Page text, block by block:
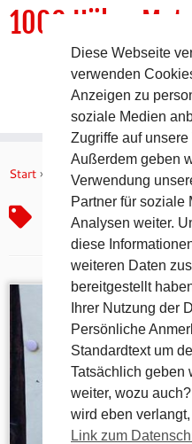
Inhalt
1000
DER
Start » Backofenfest
Backofenfest
Diese Webseite
verwenden
Anzeigen zu
soziale Medien
Zugriffe auf
Außerdem geben
Verwendung
Partner für soziale
Analysen weiter.
diese
weiteren Daten
bereitgestellt
Ihrer Nutzung der
Persönliche
Standardtext um
Tatsächlich geben
weiter, wozu
wird eben
Link zum